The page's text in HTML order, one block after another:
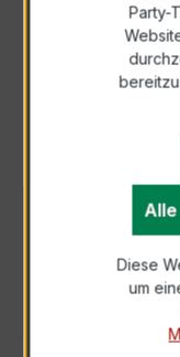
BESCHREIBUNG
Der EWSK
Wahl für
Genauigkeit
Party-
Diese
um